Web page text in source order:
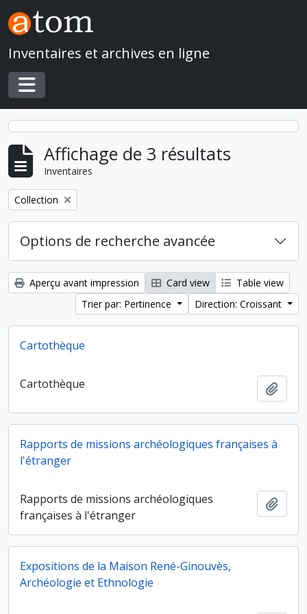
Skip to main content
Inventaires et archives en ligne
Toggle navigation
Affichage de 3 résultats
Inventaires
Remove filter:
Collection
Options de recherche avancée
Aperçu avant impression Card view
Table view
Trier par: Pertinence
Direction: Croissant
Cartothèque
Cartothèque
Rapports de missions archéologiques françaises à
l'étranger
Rapports de missions archéologiques
françaises à l'étranger
Expositions de la Maison René-Ginouvès,
Archéologie et Ethnologie